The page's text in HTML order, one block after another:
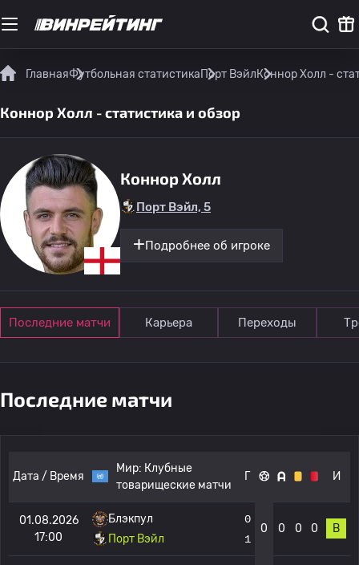
ГлавнаяФутбольная статистикаПорт ВэйлКоннор Холл -
Коннор Холл - статистика и обзор
Коннор Холл
Порт Вэйл, 5
Подробнее об игроке
Последние матчи Карьера Переходы
Последние матчи
Дата / Время
Мир: Клубные
товарищеские матчи
Г И
01.08.2026
17:00
Блэкпул
Порт Вэйл
0
1
0 0 0 0 В